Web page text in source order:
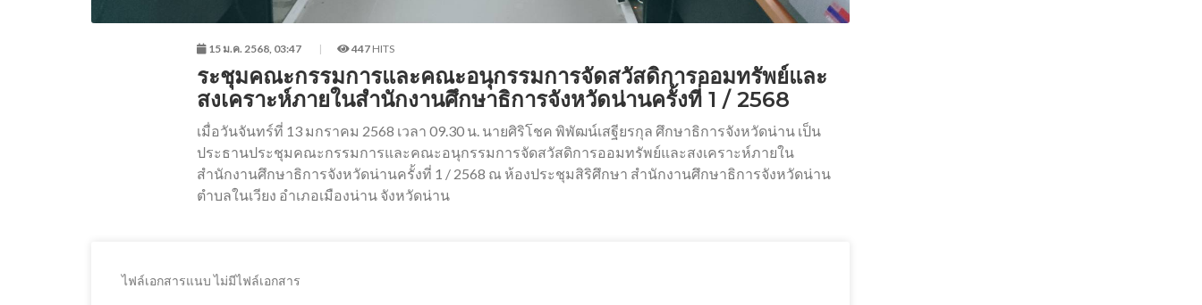
15 ม.ค. 2568, 03:47 447 HITS
ระชุมคณะกรรมการและคณะอนุกรรมการจัดสวัสดิการออมทรัพย์และ
สงเคราะห์ภายในสำนักงานศึกษาธิการจังหวัดน่านครั้งที่ 1 / 2568
เมื่อวันจันทร์ที่ 13 มกราคม 2568 เวลา 09.30 น. นายศิริโชค พิพัฒน์เสฐียรกุล ศึกษาธิการจังหวัดน่าน เป็น
ประธานประชุมคณะกรรมการและคณะอนุกรรมการจัดสวัสดิการออมทรัพย์และสงเคราะห์ภายใน
สำนักงานศึกษาธิการจังหวัดน่านครั้งที่ 1 / 2568 ณ ห้องประชุมสิริศึกษา สำนักงานศึกษาธิการจังหวัดน่าน
ตำบลในเวียง อำเภอเมืองน่าน จังหวัดน่าน
ไฟล์เอกสารแนบ ไม่มีไฟล์เอกสาร